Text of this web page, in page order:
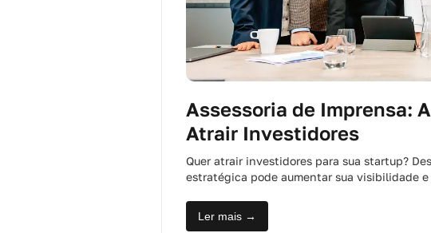
Assessoria de Imprensa:
Atrair Investidores
Quer atrair investidores para sua startup?
estratégica pode aumentar sua visibilidade
Ler mais →